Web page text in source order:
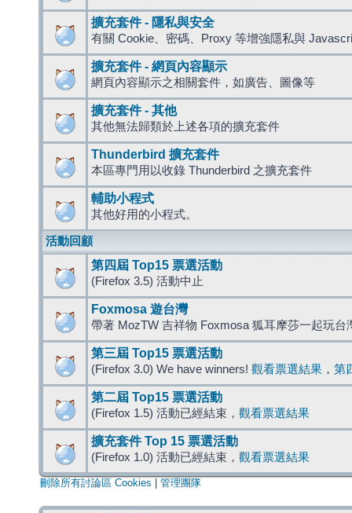
擴充套件 - 隱私與安全
有關 Cookie、密碼、Proxy 等增強隱私與
擴充套件 - 網頁內容顯示
網頁內容顯示之相關套件，如廣告、圖像等
擴充套件 - 其他
其他無法歸類於上述各項的擴充套件
Thunderbird 擴充套件
本區專門用以收錄 Thunderbird 之擴充套件
輔助小程式
其他好用的小程式。
活動回顧
第四屆 Top15 票選活動
(Firefox 3.5) 活動中止
Foxmosa 遊台灣
帶著 MozTW 吉祥物 Foxmosa 狐耳摩莎一起玩台
第三屆 Top15 票選活動
(Firefox 3.0) We have winners! 觀看票選結果 ， 第
第二屆 Top15 票選活動
(Firefox 1.5) 活動已經結束， 觀看票選結果
擴充套件 Top 15 票選活動
(Firefox 1.0) 活動已經結束， 觀看票選結果
刪除所有討論區 Cookies 管理團隊